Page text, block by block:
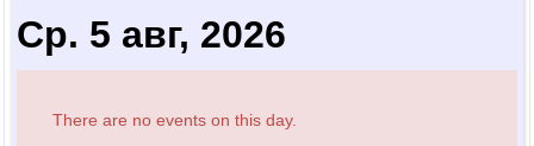
Ср. 5 авг, 2026
There are no events on this day.